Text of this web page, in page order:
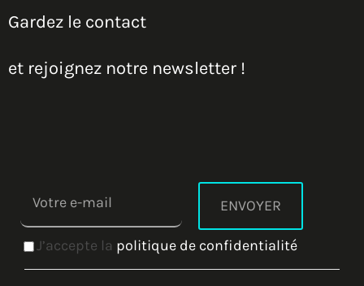
Gardez le contact
et rejoignez notre newsletter !
J’accepte la politique de confidentialité